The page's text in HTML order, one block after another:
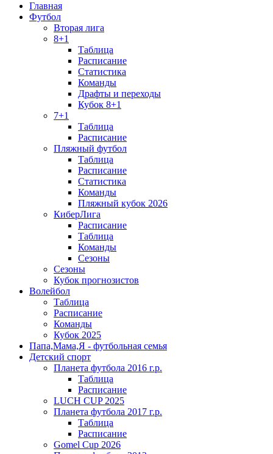
Главная
Футбол
Вторая лига
8+1
Таблица
Расписание
Статистика
Команды
Драфты и переходы
Кубок 8+1
7+1
Таблица
Расписание
Пляжный футбол
Таблица
Расписание
Статистика
Команды
Пляжный кубок 2026
КиберЛига
Расписание
Таблица
Команды
Сезоны
Сезоны
Кубок прогнозистов
Волейбол
Таблица
Расписание
Команды
Кубок 2025
Папа,Мама,Я - футбольная семья
Детский спорт
Планета футбола 2016 г.р.
Таблица
Расписание
LUCH CUP 2025
Планета футбола 2017 г.р.
Таблица
Расписание
Gomel Cup 2026